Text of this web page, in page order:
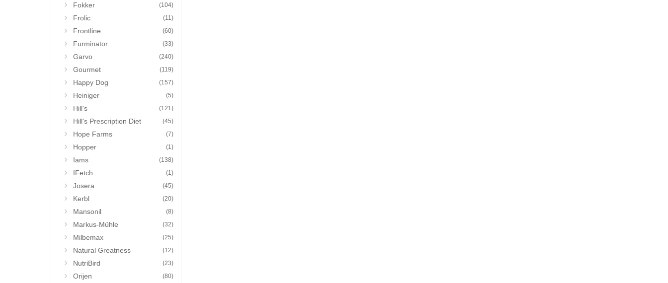
Fokker (104)
Frolic (11)
Frontline (60)
Furminator (33)
Garvo (240)
Gourmet (119)
Happy Dog (157)
Heiniger (5)
Hill's (121)
Hill's Prescription Diet (45)
Hope Farms (7)
Hopper (1)
Iams (138)
IFetch (1)
Josera (45)
Kerbl (20)
Mansonil (8)
Markus-Mühle (32)
Milbemax (25)
Natural Greatness (12)
NutriBird (23)
Orijen (80)